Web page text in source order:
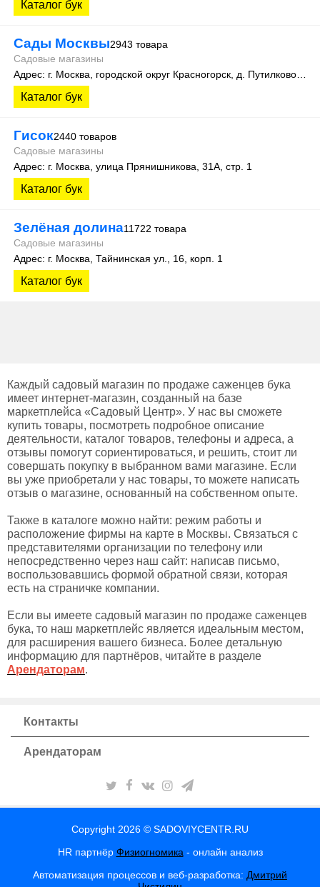
Каталог бук
Сады Москвы2943 товара
Садовые магазины
Каталог бук
Гисок2440 товаров
Садовые магазины
Адрес: г. Москва, улица Прянишникова, 31А, стр. 1
Каталог бук
Зелёная долина11722 товара
Садовые магазины
Адрес: г. Москва, Тайнинская ул., 16, корп. 1
Каталог бук
Каждый садовый магазин по продаже саженцев бука
имеет интернет-магазин, созданный на базе
маркетплейса «Садовый Центр». У нас вы сможете
купить товары, посмотреть подробное описание
деятельности, каталог товаров, телефоны и адреса, а
отзывы помогут сориентироваться, и решить, стоит ли
совершать покупку в выбранном вами магазине. Если
вы уже приобретали у нас товары, то можете написать
отзыв о магазине, основанный на собственном опыте.
Также в каталоге можно найти: режим работы и
расположение фирмы на карте в Москвы. Связаться с
представителями организации по телефону или
непосредственно через наш сайт: написав письмо,
воспользовавшись формой обратной связи, которая
есть на страничке компании.
Если вы имеете садовый магазин по продаже саженцев
бука, то наш маркетплейс является идеальным местом,
для расширения вашего бизнеса. Более детальную
информацию для партнёров, читайте в разделе
Арендаторам.
Контакты
Арендаторам
Copyright 2026 © SADOVIYCENTR.RU
HR партнёр Физиогномика - онлайн анализ
Автоматизация процессов и веб-разработка: Дмитрий